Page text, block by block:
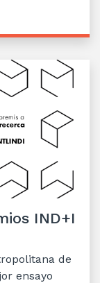
IND+I
de
ensayo